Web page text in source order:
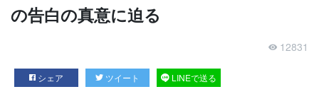
の告白の真意に迫る
12831
シェア ツイート LINEで送る